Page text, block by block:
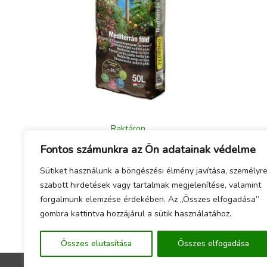
Fontos számunkra az Ön adatainak védelme
Sütiket használunk a böngészési élmény javítása, személyre
szabott hirdetések vagy tartalmak megjelenítése, valamint
forgalmunk elemzése érdekében. Az „Összes elfogadása”
gombra kattintva hozzájárul a sütik használatához.
Összes elutasítása Összes elfogadása
Raktáron
FLORIMO mediterrán föld, 50 l
3 690Ft